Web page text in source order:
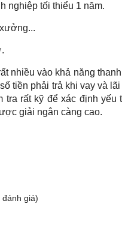
nghiệp tối thiểu 1 năm.
nhiều vào khả năng
tiền phải trả khi vay và
rất kỹ để xác định yếu
giải ngân càng cao.
đánh giá)